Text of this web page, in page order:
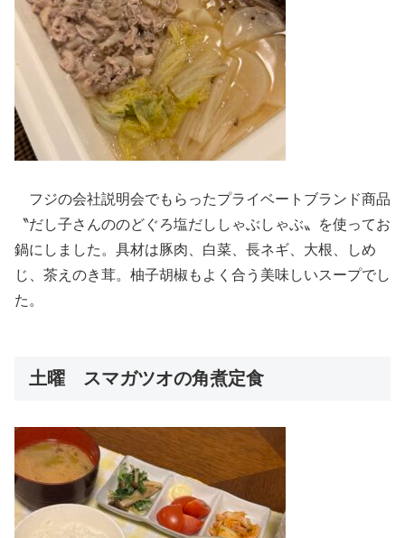
フジの会社説明会でもらったプライベートブランド商品
〝だし子さんののどぐろ塩だししゃぶしゃぶ〟を使ってお
鍋にしました。具材は豚肉、白菜、長ネギ、大根、しめ
じ、茶えのき茸。柚子胡椒もよく合う美味しいスープでし
た。
土曜 スマガツオの角煮定食